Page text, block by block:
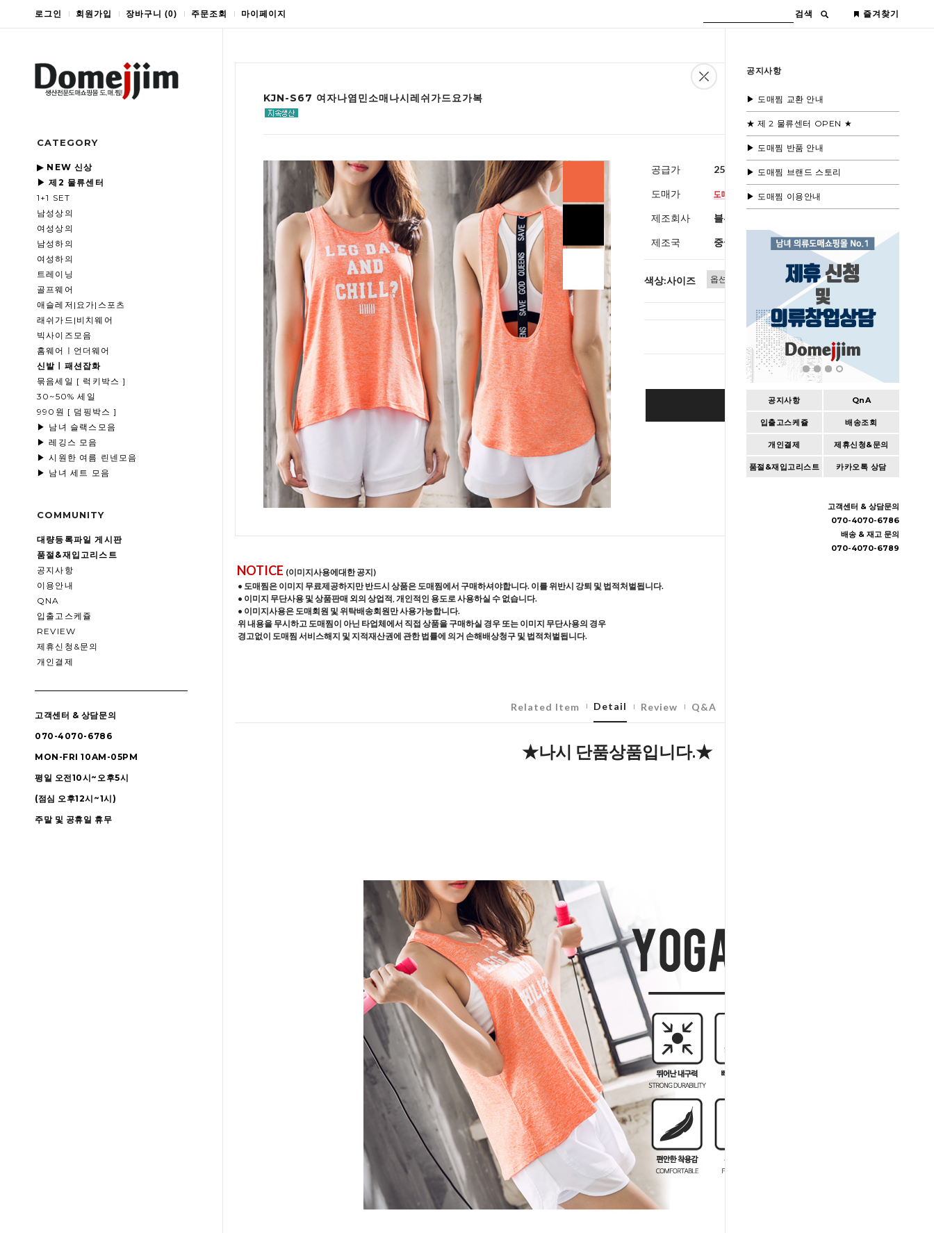
로그인 회원가입 장바구니 (0) 주문조회 마이페이지 검색 즐겨찾기
CATEGORY
▶ NEW 신상
▶ 제2 물류센터
1+1 SET
남성상의
여성상의
남성하의
여성하의
트레이닝
골프웨어
애슬레저|요가|스포츠
래쉬가드|비치웨어
빅사이즈모음
홈웨어ㅣ언더웨어
신발ㅣ패션잡화
묶음세일 [ 럭키박스 ]
30~50% 세일
990원 [ 덤핑박스 ]
▶ 남녀 슬랙스모음
▶ 레깅스 모음
▶ 시원한 여름 린넨모음
▶ 남녀 세트 모음
COMMUNITY
대량등록파일 게시판
품절&재입고리스트
공지사항
이용안내
QNA
입출고스케쥴
REVIEW
제휴신청&문의
개인결제
고객센터 & 상담문의
070-4070-6786
MON-FRI 10AM-05PM
평일 오전10시~오후5시
(점심 오후12시~1시)
주말 및 공휴일 휴무
공지사항
▶ 도매찜 교환 안내
★ 제 2 물류센터 OPEN ★
▶ 도매찜 반품 안내
▶ 도매찜 브랜드 스토리
▶ 도매찜 이용안내
공지사항 QnA
입출고스케쥴 배송조회
개인결제 제휴신청&문의
품절&재입고리스트 카카오톡 상담
고객센터 & 상담문의
070-4070-6786
배송 & 재고 문의
070-4070-6789
KJN-S67 여자나염민소매나시레쉬가드요가복
공급가 25,600원(부가세별도)
도매가
제조회사 블루모드
제조국 중국
색상:사이즈
BUY IT NOW
Cart | Wishlist
NOTICE (이미지사용에대한 공지)
• 도매찜은 이미지 무료제공하지만 반드시 상품은 도매찜에서 구매하셔야합니다. 이를 위반시 강퇴 및 법적처벌됩니다.
• 이미지 무단사용 및 상품판매 외의 상업적, 개인적인 용도로 사용하실 수 없습니다.
• 이미지사용은 도매회원 및 위탁배송회원만 사용가능합니다.
위 내용을 무시하고 도매찜이 아닌 타업체에서 직접 상품을 구매하실 경우 또는 이미지 무단사용의 경우
경고없이 도매찜 서비스해지 및 지적재산권에 관한 법률에 의거 손해배상청구 및 법적처벌됩니다.
Related Item Detail Review Q&A
★나시 단품상품입니다.★